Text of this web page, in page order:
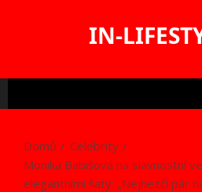
IN-
Domů
Celebrity
Monika Babišová na slavnostní
elegantními šaty: „Nejhezčí pár